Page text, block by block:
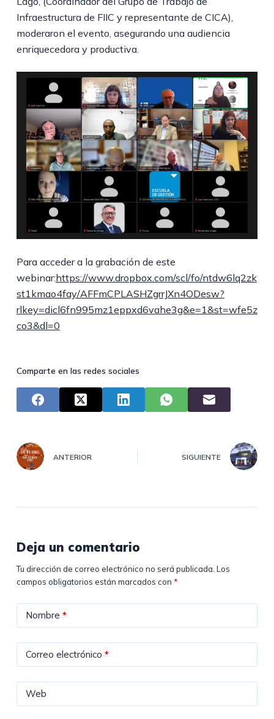
Infraestructura de FIIC y representante de CICA),
moderaron el evento, asegurando una audiencia
enriquecedora y productiva.
Para acceder a la grabación de este
webinar:https://www.dropbox.com/scl/fo/ntdw6lq2zk
st1kmao4fay/AFFmCPLASHZgrrJXn4ODesw?
rlkey=dicl6fn995mz1eppxd6vahe3g&e=1&st=wfe5z
co3&dl=0
Comparte en las redes sociales
ANTERIOR SIGUIENTE
Deja un comentario
Tu dirección de correo electrónico no será publicada. Los
campos obligatorios están marcados con *
Nombre *
Correo electrónico *
Web